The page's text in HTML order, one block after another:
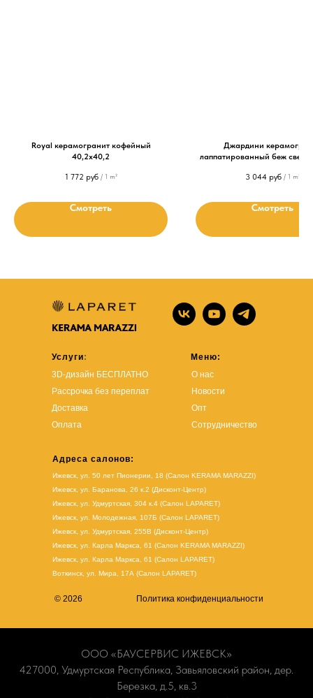
Royal керамогранит кофейный
40,2х40,2
1 772 руб / 1 m²
Смотреть
Джардини
лаппатированный беж
3 044 руб / 1 m²
Смотреть
Услуги:
3D-дизайн БЕСПЛАТНО
Рассрочка без переплат
Доставка
Оплата
Меню:
О нас
Новости
Опт
Сотрудничество
Адреса салонов:
Ижевск, ул. 50 лет Пионерии, 18 (Салон KERAMA MARAZZI)
Ижевск, ул. Баранова, 26 к.2 (Дисконт-Центр)
Ижевск, ул. Удмуртская, 304 к.4 (Салон LAPARET)
Ижевск, ул. Молодежная, 107Б (Салон LAPARET)
Ижевск, ул. Удмуртская, 255В (Дисконт-Центр)
Ижевск, ул. Карла Маркса, 61 (Салон KERAMA MARAZZI)
Ижевск, ул. Карла Маркса, 61 (Салон LAPARET)
Воткинск, ул. Мира, 17А (Салон LAPARET)
© 2026 Политика конфиденциальности
ООО «БАУСЕРВИС ИЖЕВСК»
427000, Удмуртская Республика, Завьяловский район, дер.
Березка, д.5, кв.3